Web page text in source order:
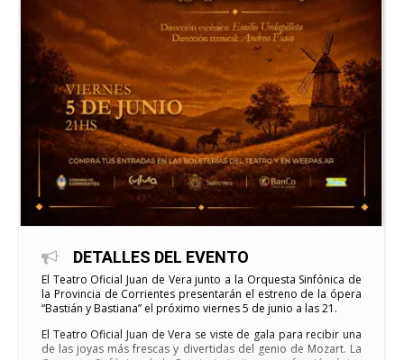
DETALLES DEL EVENTO
El Teatro Oficial Juan de Vera junto a la Orquesta Sinfónica de
la Provincia de Corrientes presentarán el estreno de la ópera
“Bastián y Bastiana” el próximo viernes 5 de junio a las 21.
El Teatro Oficial Juan de Vera se viste de gala para recibir una
de las joyas más frescas y divertidas del genio de Mozart. La